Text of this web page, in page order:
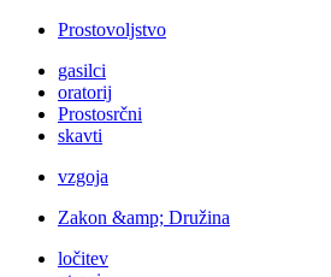
Prostovoljstvo
gasilci
oratorij
Prostosrčni
skavti
vzgoja
Zakon &amp; Družina
ločitev